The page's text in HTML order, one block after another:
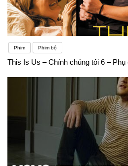
Phim Phim bộ
This Is Us – Chính chúng tôi 6 –